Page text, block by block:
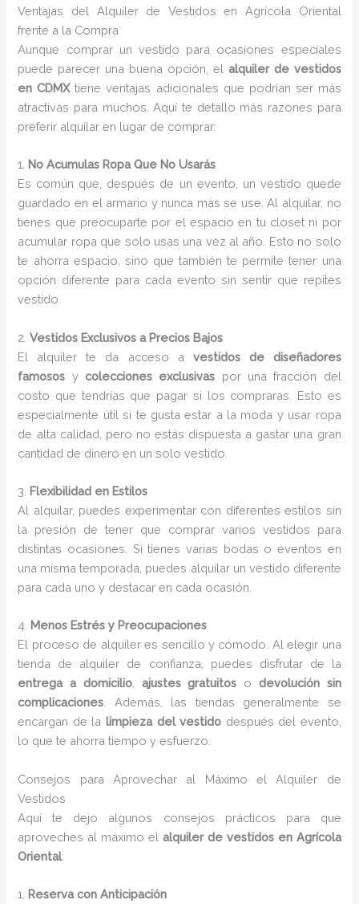
Ventajas del Alquiler de Vestidos en Agrícola Oriental
frente a la Compra
Aunque comprar un vestido para ocasiones especiales
puede parecer una buena opción, el alquiler de vestidos
en CDMXtiene ventajas adicionales que podrían ser más
atractivas para muchos. Aquí te detallo más razones para
preferir alquilar en lugar de comprar:
1. No Acumulas Ropa Que No Usarás
Es común que, después de un evento, un vestido quede
guardado en el armario y nunca más se use. Al alquilar, no
tienes que preocuparte por el espacio en tu closet ni por
acumular ropa que solo usas una vez al año. Esto no solo
te ahorra espacio, sino que también te permite tener una
opción diferente para cada evento sin sentir que repites
vestido.
2.Vestidos Exclusivos a Precios Bajos
El alquiler te da acceso a vestidos de diseñadores
famosos ycolecciones exclusivas por una fracción del
costo que tendrías que pagar si los compraras. Esto es
especialmente útil si te gusta estar a la moda y usar ropa
de alta calidad, pero no estás dispuesta a gastar una gran
cantidad de dinero en un solo vestido.
3. Flexibilidad en Estilos
Al alquilar, puedes experimentar con diferentes estilos sin
la presión de tener que comprar varios vestidos para
distintas ocasiones. Si tienes varias bodas o eventos en
una misma temporada, puedes alquilar un vestido diferente
para cada uno y destacar en cada ocasión.
4. Menos Estrés y Preocupaciones
El proceso de alquiler es sencillo y cómodo. Al elegir una
tienda de alquiler de confianza, puedes disfrutar de la
entrega a domicilio, ajustes gratuitos o devolución sin
complicaciones . Además, las tiendas generalmente se
encargan de la limpieza del vestido después del evento,
lo que te ahorra tiempo y esfuerzo.
Consejos para Aprovechar al Máximo el Alquiler de
Vestidos
Aquí te dejo algunos consejos prácticos para que
aproveches al máximo el alquiler de vestidos en Agrícola
Oriental:
1. Reserva con Anticipación